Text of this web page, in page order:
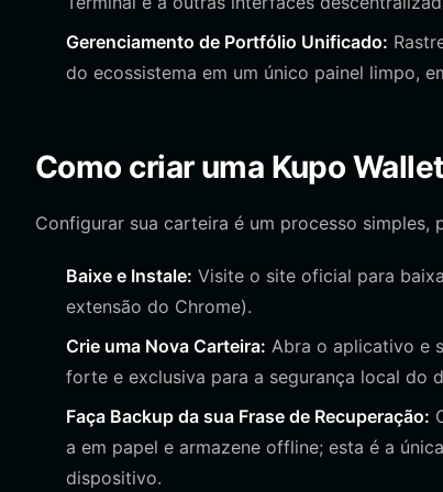
Gerenciamento de Portfólio Unificado:
do ecossistema em um único painel limpo,
Como criar uma Kupo Wallet
Configurar sua carteira é um processo
Baixe e Instale: Visite o site oficial para
extensão do Chrome).
Crie uma Nova Carteira: Abra o aplicativo e
forte e exclusiva para a segurança local do
Faça Backup da sua Frase de Recuperação:
a em papel e armazene offline; esta é a
dispositivo.